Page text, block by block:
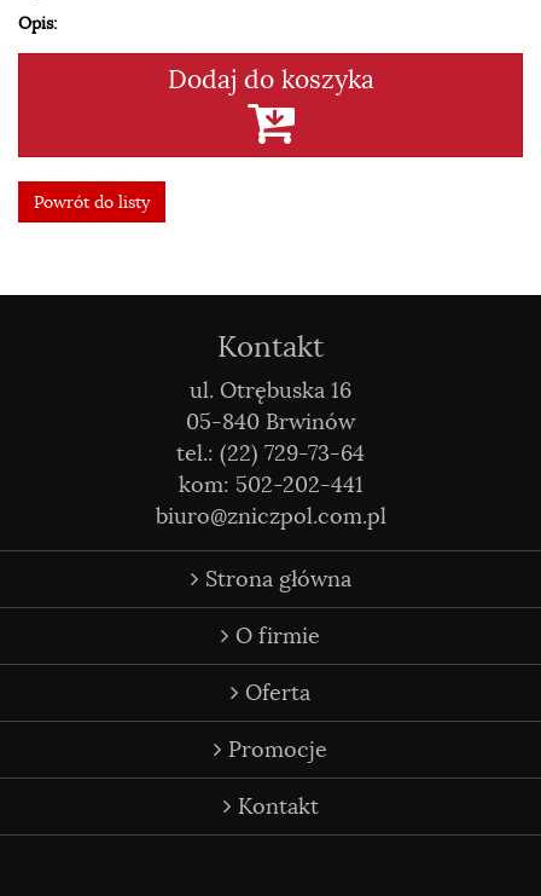
Opis:
Dodaj do koszyka
Powrót do listy
Kontakt
ul. Otrębuska 16
05-840 Brwinów
tel.: (22) 729-73-64
kom: 502-202-441
biuro@zniczpol.com.pl
Strona główna
O firmie
Oferta
Promocje
Kontakt